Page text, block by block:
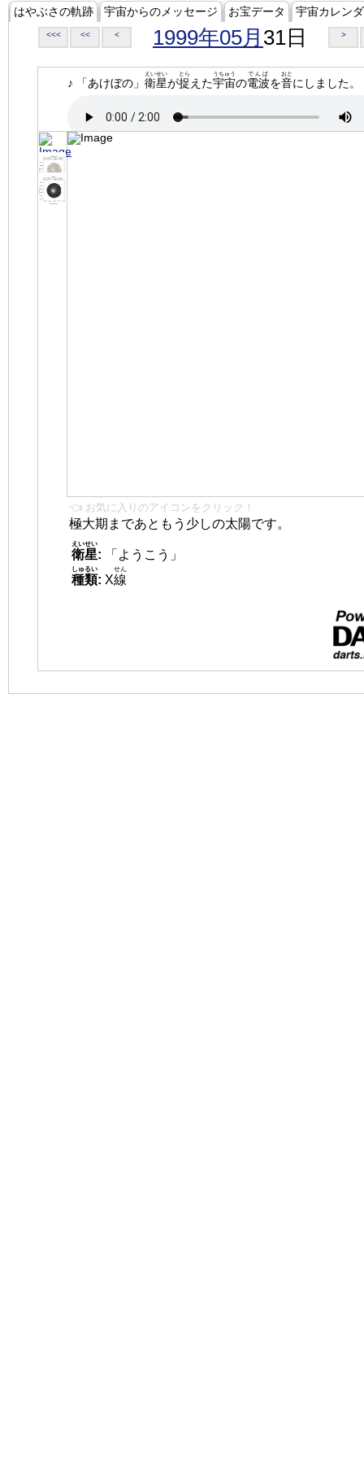
はやぶさの軌跡 宇宙からのメッセージ お宝データ 宇宙カレン
<<< << < 1999年05月 31日 >
♪ 「あけぼの」 衛星
えいせい
が捉
とら
えた宇宙
うちゅう
の電波
でんぱ
を音
おと
にしました。
👈 お気に入りのアイコンをクリック！
極大期まであともう少しの太陽です。
衛星
えいせい
:
「ようこう」
種類
しゅるい
: X線
せん